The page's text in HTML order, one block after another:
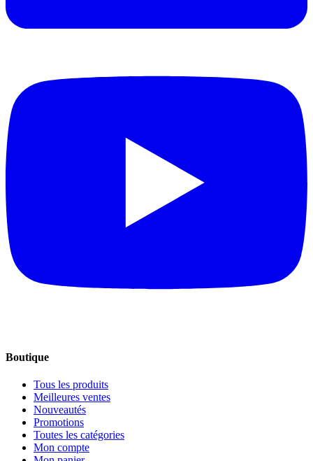
Boutique
Tous les produits
Meilleures ventes
Nouveautés
Promotions
Toutes les catégories
Mon compte